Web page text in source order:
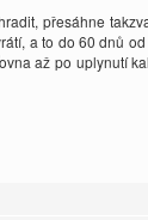
přesáhne
a to do 60 dnů
až po uplynutí